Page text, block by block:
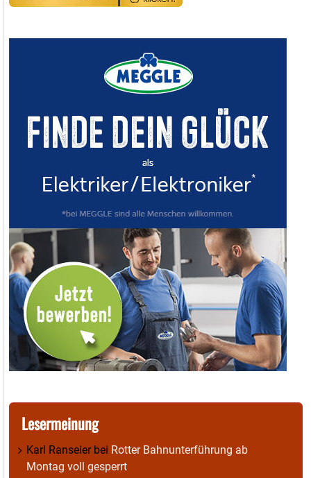
Lesermeinung
Karl Ranseierbei Rotter Bahnunterführung ab
Montag voll gesperrt